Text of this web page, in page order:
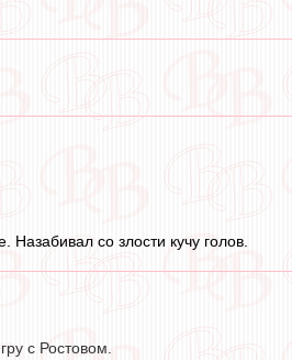
со злости кучу голов.
с Ростовом.